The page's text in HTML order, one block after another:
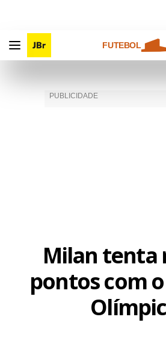
FUTEBOL
Milan tenta
pontos com